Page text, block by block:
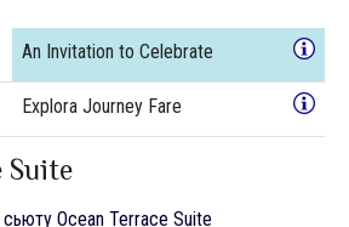
An Invitation to Celebrate
Explora Journey Fare
Suite
Ocean Terrace Suite